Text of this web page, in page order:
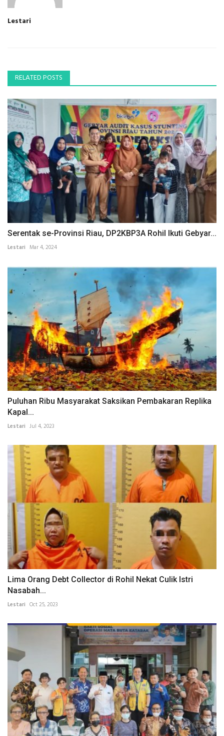
Lestari
RELATED POSTS
Serentak se-Provinsi Riau, DP2KBP3A Rohil Ikuti Gebyar...
Lestari Mar 4, 2024
Puluhan Ribu Masyarakat Saksikan Pembakaran Replika
Kapal...
Lestari Jul 4, 2023
Lima Orang Debt Collector di Rohil Nekat Culik Istri
Nasabah...
Lestari Oct 25, 2023